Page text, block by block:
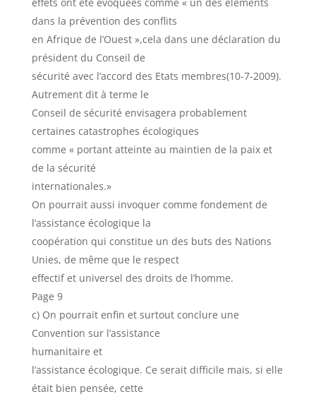
dans la prévention des conflits
en Afrique de l’Ouest »,cela dans une déclaration du
président du Conseil de
sécurité avec l’accord des Etats membres(10-7-2009).
Autrement dit à terme le
Conseil de sécurité envisagera probablement
certaines catastrophes écologiques
comme « portant atteinte au maintien de la paix et
de la sécurité
internationales.»
On pourrait aussi invoquer comme fondement de
l’assistance écologique la
coopération qui constitue un des buts des Nations
Unies, de même que le respect
effectif et universel des droits de l’homme.
Page 9
c) On pourrait enfin et surtout conclure une
Convention sur l’assistance
humanitaire et
l’assistance écologique. Ce serait difficile mais, si elle
était bien pensée, cette